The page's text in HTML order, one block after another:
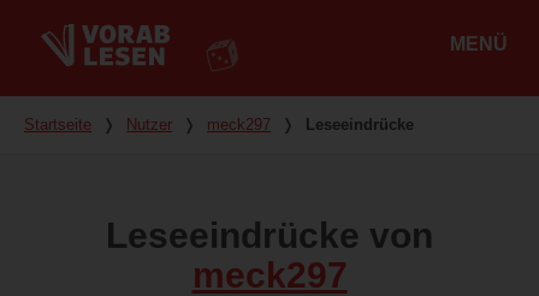
MENÜ
Du bist hier
Startseite ❭ Nutzer ❭ meck297 ❭ Leseeindrücke
Leseeindrücke von
meck297